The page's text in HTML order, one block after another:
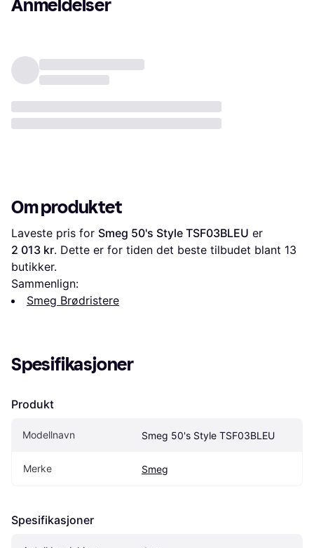
Anmeldelser
Om produktet
Laveste pris for Smeg 50's Style TSF03BLEU
2 013 kr. Dette er for tiden det beste tilbudet blant 13
butikker.
Sammenlign:
Smeg Brødristere
Spesifikasjoner
Produkt
Modellnavn Smeg 50's Style TSF03BLEU
Merke Smeg
Spesifikasjoner